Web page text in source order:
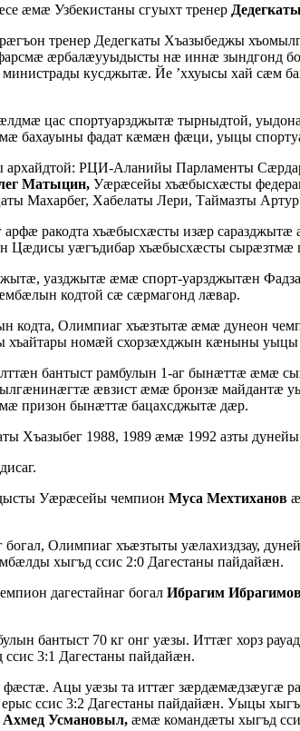
æмæ Узбекистаны сгуыхт тренер
тренер Дедегкаты Хъазыбеджы
æрбалæууыдысты нæ иннæ зындгонд
кусджытæ. Йе ’ххуысы хай сæм
цас спортуарзджытæ тырныдтой,
бахауыны фадат кæмæн фæци, уыцы
РЦИ-Аланийы Парламенты
Матыцин, Уæрæсейы хъæбысхæсты
Махарбег, Хабелаты Лери, Таймазты
арфæ ракодта хъæбысхæсты изæр
уæгъдибар хъæбысхæсты сырæзтмæ
уазджытæ æмæ спорт-уарзджытæн
кодтой сæ сæрмагонд лæвар.
кодта, Олимпиаг хъæзтытæ æмæ дунеон
номæй схорзæхджын кæныны
бантыст рамбулын 1-аг бынæттæ æмæ
æвзист æмæ бронзæ
призон бынæттæ бацахсджытæ дæр.
Хъазыбег 1988, 1989 æмæ 1992 азты
Уæрæсейы чемпион Муса Мехтиханов
Олимпиаг хъæзтыты уæлахиздзау,
хыгъд ссис 2:0 Дагестаны пайдайæн.
дагестайнаг богал Ибрагим
бантыст 70 кг онг уæзы. Иттæг хорз
3:1 Дагестаны пайдайæн.
Ацы уæзы та иттæг зæрдæмæдзæугæ
ссис 3:2 Дагестаны пайдайæн. Уыцы
Ахмед Усмановыл, æмæ командæты хыгъд